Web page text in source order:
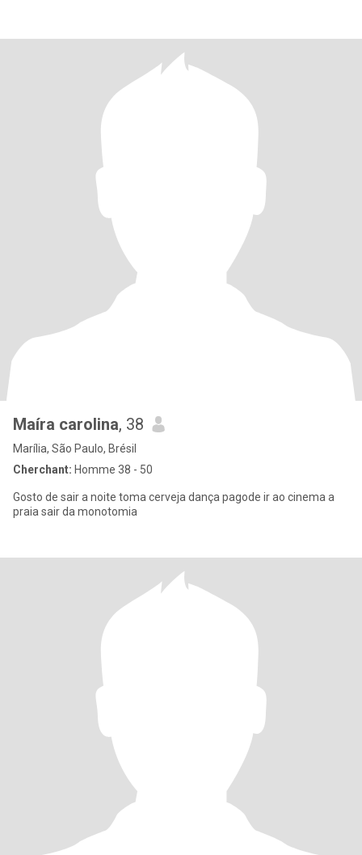
Maíra carolina, 38
Marília, São Paulo, Brésil
Cherchant: Homme 38 - 50
Gosto de sair a noite toma cerveja dança pagode ir ao cinema a
praia sair da monotomia